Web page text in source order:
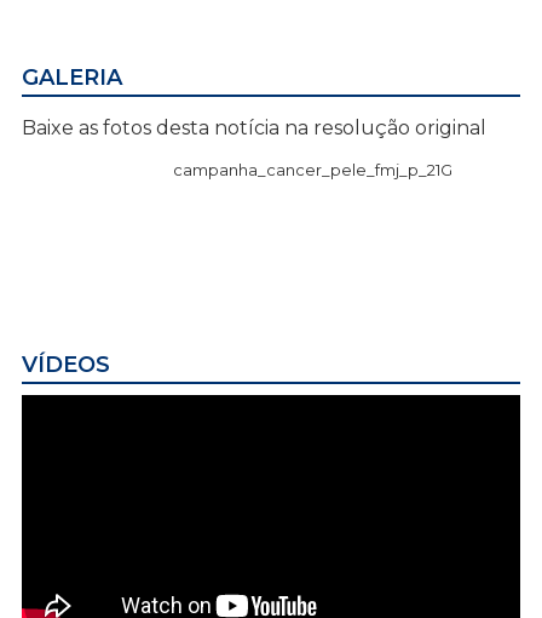
GALERIA
Baixe as fotos desta notícia na resolução original
campanha_cancer_pele_fmj_p_21G
VÍDEOS